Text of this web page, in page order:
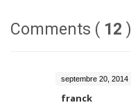
Comments ( 12 )
septembre 20, 2014
franck